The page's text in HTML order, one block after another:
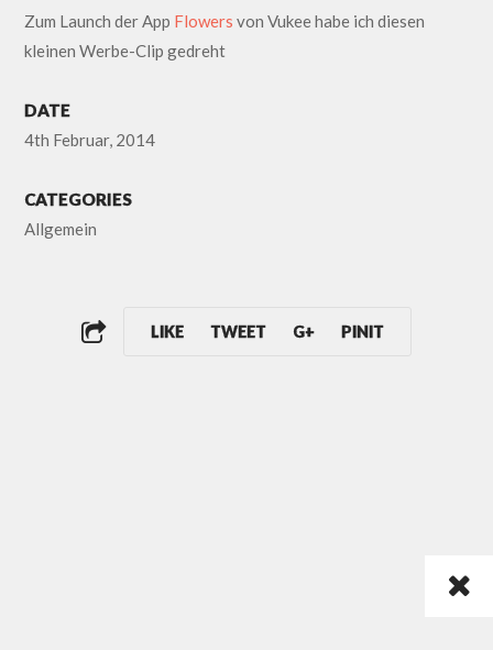
Zum Launch der App Flowers von Vukee habe ich diesen
kleinen Werbe-Clip gedreht
DATE
4th Februar, 2014
CATEGORIES
Allgemein
LIKE TWEET G+ PINIT